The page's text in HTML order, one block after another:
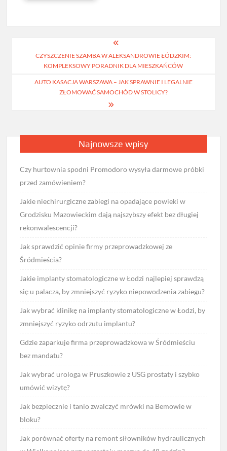
wpisuCZYSZCZENIE SZAMBA W ALEKSANDROWIE ŁÓDZKIM:
KOMPLEKSOWY PORADNIK DLA MIESZKAŃCÓW
AUTO KASACJA WARSZAWA – JAK SPRAWNIE I LEGALNIE
ZŁOMOWAĆ SAMOCHÓD W STOLICY?
Najnowsze wpisy
Czy hurtownia spodni Promodoro wysyła darmowe próbki
przed zamówieniem?
Jakie niechirurgiczne zabiegi na opadające powieki w
Grodzisku Mazowieckim dają najszybszy efekt bez długiej
rekonwalescencji?
Jak sprawdzić opinie firmy przeprowadzkowej ze
Śródmieścia?
Jakie implanty stomatologiczne w Łodzi najlepiej sprawdzą
się u palacza, by zmniejszyć ryzyko niepowodzenia zabiegu?
Jak wybrać klinikę na implanty stomatologiczne w Łodzi, by
zmniejszyć ryzyko odrzutu implantu?
Gdzie zaparkuje firma przeprowadzkowa w Śródmieściu
bez mandatu?
Jak wybrać urologa w Pruszkowie z USG prostaty i szybko
umówić wizytę?
Jak bezpiecznie i tanio zwalczyć mrówki na Bemowie w
bloku?
Jak porównać oferty na remont siłowników hydraulicznych